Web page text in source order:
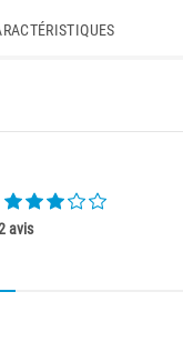
avis